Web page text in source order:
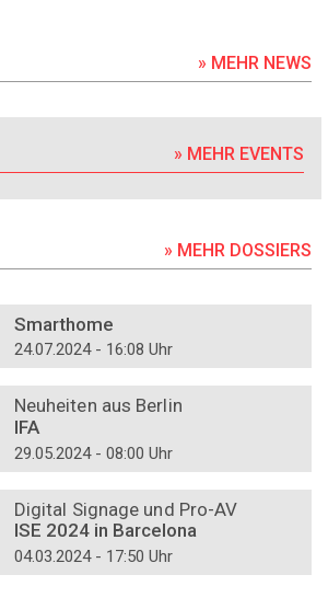
» MEHR NEWS
» MEHR EVENTS
» MEHR DOSSIERS
Smarthome
24.07.2024 - 16:08 Uhr
Neuheiten aus Berlin
IFA
29.05.2024 - 08:00 Uhr
Digital Signage und Pro-AV
ISE 2024 in Barcelona
04.03.2024 - 17:50 Uhr